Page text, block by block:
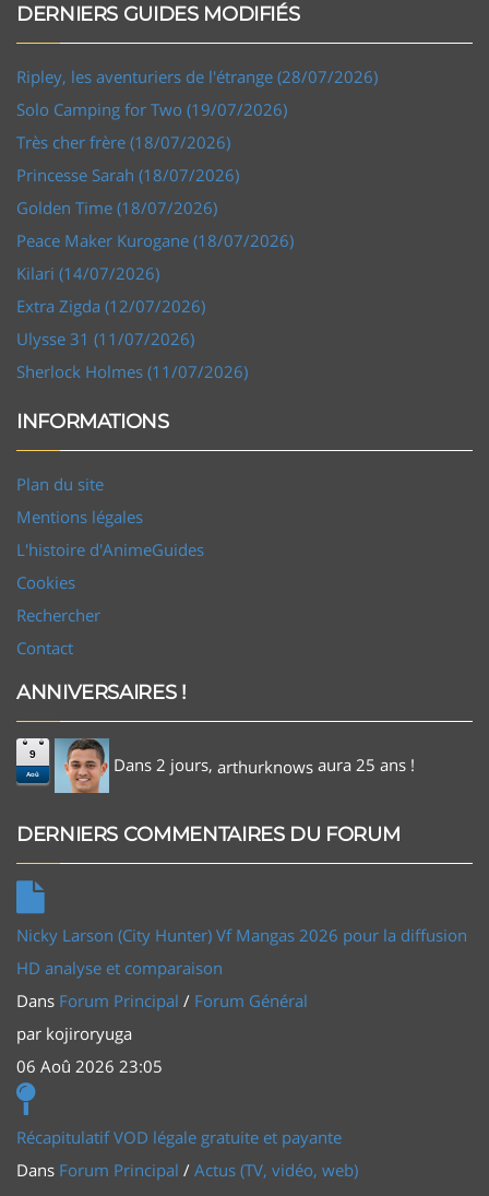
DERNIERS GUIDES MODIFIÉS
Ripley, les aventuriers de l'étrange (28/07/2026)
Solo Camping for Two (19/07/2026)
Très cher frère (18/07/2026)
Princesse Sarah (18/07/2026)
Golden Time (18/07/2026)
Peace Maker Kurogane (18/07/2026)
Kilari (14/07/2026)
Extra Zigda (12/07/2026)
Ulysse 31 (11/07/2026)
Sherlock Holmes (11/07/2026)
INFORMATIONS
Plan du site
Mentions légales
L'histoire d'AnimeGuides
Cookies
Rechercher
Contact
ANNIVERSAIRES !
9
Aoû Dans 2 jours, arthurknows aura 25 ans !
DERNIERS COMMENTAIRES DU FORUM
Nicky Larson (City Hunter) Vf Mangas 2026 pour la diffusion
HD analyse et comparaison
Dans Forum Principal / Forum Général
par kojiroryuga
06 Aoû 2026 23:05
Récapitulatif VOD légale gratuite et payante
Dans Forum Principal / Actus (TV, vidéo, web)